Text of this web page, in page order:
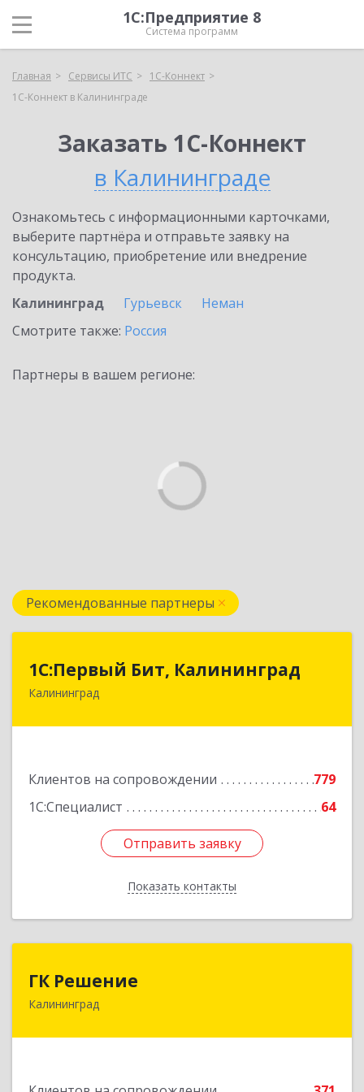
1С:Предприятие 8
Система программ
Главная Сервисы ИТС
1С-Коннект
1С-Коннект в Калининграде
Заказать 1С-Коннект
в Калининграде
Ознакомьтесь с информационными карточками,
выберите партнёра и отправьте заявку на
консультацию, приобретение или внедрение
продукта.
Калининград
Гурьевск
Неман
Смотрите также: Россия
Партнеры в вашем регионе:
Рекомендованные партнеры
1С:Первый Бит, Калининград
Калининград
Клиентов на сопровождении
779
1С:Специалист
64
Отправить заявку
Показать контакты
1С:Первый Бит, Калининград
236006, Калининградская обл, Калининград г,
Отправить заявку
Назад
ГК Решение
Калининград
236038, Калининградская обл, Калининград г,